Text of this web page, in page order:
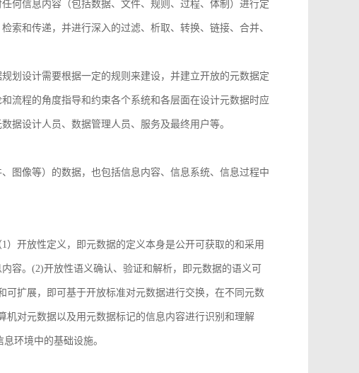
何信息内容（包括数据、文件、规则、过程、体制）进行定
索和传递，并进行深入的过滤、析取、转换、链接、合并、
划设计需要根据一定的规则来建设，并建立开放的元数据定
流程的角度指导和约束各个系统和各层面在设计元数据时应
据设计人员、数据管理人员、服务及最终用户等。
图像等）的数据，也包括信息内容、信息系统、信息过程中
开放性定义，即元数据的定义本身是公开可获取的和采用
容。(2)开放性语义确认、验证和解析，即元数据的语义可
扩展，即可基于开放标准对元数据进行交换，在不同元数
对元数据以及用元数据标记的信息内容进行识别和理解
环境中的基础设施。